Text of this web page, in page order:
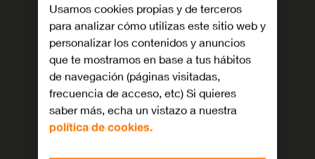
Usamos cookies propias y de terceros
para analizar cómo utilizas este sitio web y
personalizar los contenidos y anuncios
que te mostramos en base a tus hábitos
de navegación (páginas visitadas,
frecuencia de acceso, etc) Si quieres
saber más, echa un vistazo a nuestra
política de cookies.